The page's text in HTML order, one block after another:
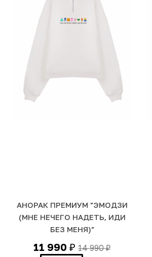
АНОРАК ПРЕМИУМ "ЭМОДЗИ
(МНЕ НЕЧЕГО НАДЕТЬ, ИДИ
БЕЗ МЕНЯ)"
11 990₽ 14 990₽